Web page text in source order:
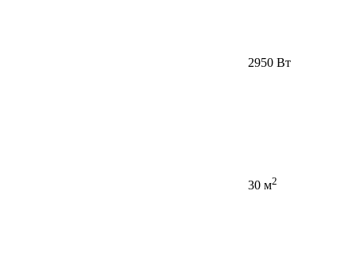
2950 Вт
30 м2